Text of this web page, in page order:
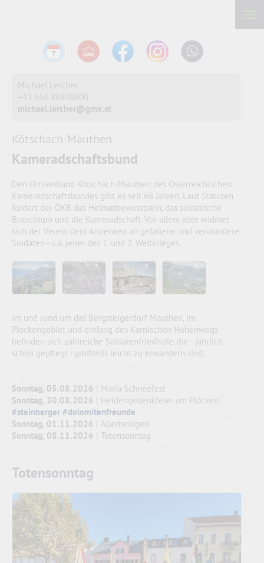
Michael Lercher
‭+43 664 88940800‬
michael.lercher@gmx.at
Kötschach-Mauthen
Kameradschaftsbund
Den Ortsverband Kötschach-Mauthen des Österreichischen
Kameradschaftsbundes gibt es seit 68 Jahren. Laut Statuten
fördert der ÖKB das Heimatbewusstsein, das soldatische
Brauchtum und die Kameradschaft. Vor allem aber widmet
sich der Verein dem Andenken an gefallene und verwundete
Soldaten - u.a. jener des 1. und 2. Weltkrieges.
Im und rund um das Bergsteigerdorf Mauthen, im
Plöckengebiet und entlang des Karnischen Höhenwegs
befinden sich zahlreiche Soldatenfriedhöfe, die - jährlich
schön gepflegt - großteils leicht zu erwandern sind.
Sonntag, 05.08.2026
| Maria Schneefest
Sonntag, 30.08.2026
| Heldengedenkfeier am Plöcken
#steinberger #dolomitenfreunde
Sonntag, 01.11.2026
| Allerheiligen
Sonntag, 08.11.2026
| Totensonntag
Totensonntag